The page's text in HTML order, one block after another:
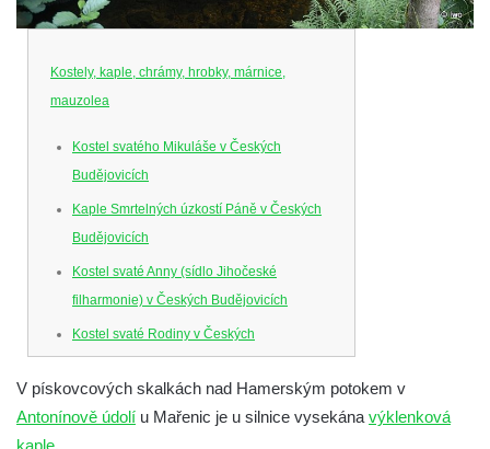
Kostely, kaple, chrámy, hrobky, márnice,
mauzolea
Kostel svatého Mikuláše v Českých
Budějovicích
Kaple Smrtelných úzkostí Páně v Českých
Budějovicích
Kostel svaté Anny (sídlo Jihočeské
filharmonie) v Českých Budějovicích
Kostel svaté Rodiny v Českých
Budějovicích
Kostel Obětování Panny Marie u kláštera
dominikánů v Českých Budějovicích
V pískovcových skalkách nad Hamerským potokem v
Antonínově údolí u Mařenic je u silnice vysekána výklenková
kaple.